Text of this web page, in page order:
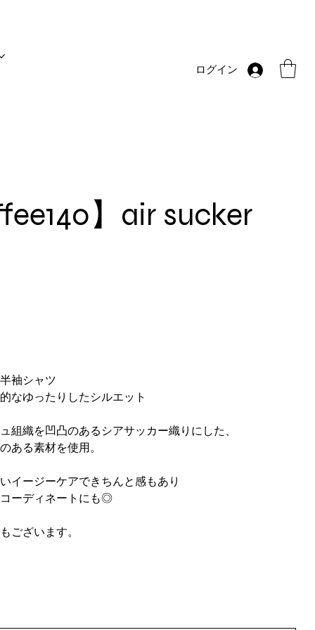
ログイン
】air sucker
袖シャツ
なゆったりしたシルエット
組織を凹凸のあるシアサッカー織りにした、
ある素材を使用。
イージーケアできちんと感もあり
ーディネートにも◎
ございます。